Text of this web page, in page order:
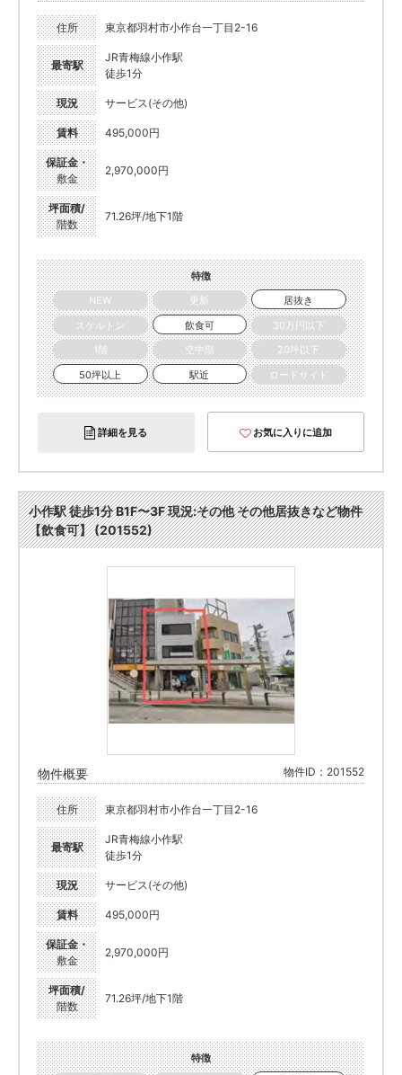
住所 東京都羽村市小作台一丁目2-16
最寄駅
JR青梅線小作駅
徒歩1分
現況 サービス(その他)
賃料 495,000円
保証金・
敷金
2,970,000円
坪面積/
階数
71.26坪/地下1階
特徴
NEW
更新
居抜き
スケルトン
飲食可
30万円以下
1階
空中階
20坪以下
50坪以上
駅近 ロードサイド
詳細を見る お気に入りに追加
小作駅 徒歩1分 B1F〜3F 現況:その他 その他居抜きなど物件
【飲食可】 (201552)
物件概要 物件ID：201552
住所 東京都羽村市小作台一丁目2-16
最寄駅
JR青梅線小作駅
徒歩1分
現況 サービス(その他)
賃料 495,000円
保証金・
敷金
2,970,000円
坪面積/
階数
71.26坪/地下1階
特徴